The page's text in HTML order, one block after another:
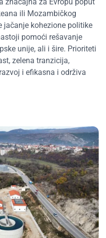
ili Mozambičkog
jačanje kohezione politike
pomoći rešavanje
unije, ali i šire. Prioriteti
zelena tranzicija,
i efikasna i održiva